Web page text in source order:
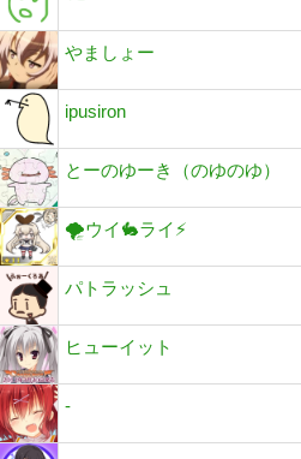
やましょー
ipusiron
とーのゆーき（のゆのゆ）
🌪ウイ🐇ライ⚡️
パトラッシュ
ヒューイット
-